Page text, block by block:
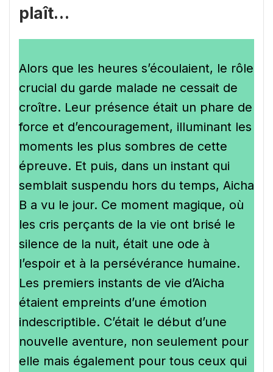
plaît…
Alors que les heures s’écoulaient, le rôle
crucial du garde malade ne cessait de
croître. Leur présence était un phare de
force et d’encouragement, illuminant les
moments les plus sombres de cette
épreuve. Et puis, dans un instant qui
semblait suspendu hors du temps, Aicha
B a vu le jour. Ce moment magique, où
les cris perçants de la vie ont brisé le
silence de la nuit, était une ode à
l’espoir et à la persévérance humaine.
Les premiers instants de vie d’Aicha
étaient empreints d’une émotion
indescriptible. C’était le début d’une
nouvelle aventure, non seulement pour
elle mais également pour tous ceux qui